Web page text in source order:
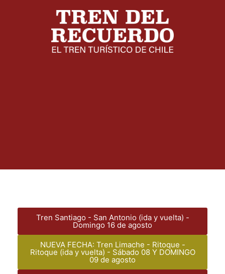
Tren Santiago - San Antonio (ida y vuelta) -
Domingo 16 de agosto
NUEVA FECHA: Tren Limache - Ritoque -
Ritoque (ida y vuelta) - Sábado 08 Y DOMINGO
09 de agosto